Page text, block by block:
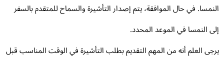
في حال الموافقة، يتم إصدار التأشيرة والسماح للمتقدم بالسفر
النمسا في الموعد المحدد.
العلم أنه من المهم التقديم بطلب التأشيرة في الوقت المناسب قبل